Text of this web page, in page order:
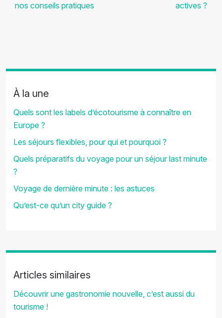
nos conseils pratiques
actives ?
À la une
Quels sont les labels d’écotourisme à connaître en
Europe ?
Les séjours flexibles, pour qui et pourquoi ?
Quels préparatifs du voyage pour un séjour last minute
?
Voyage de dernière minute : les astuces
Qu’est-ce qu’un city guide ?
Articles similaires
Découvrir une gastronomie nouvelle, c’est aussi du
tourisme !